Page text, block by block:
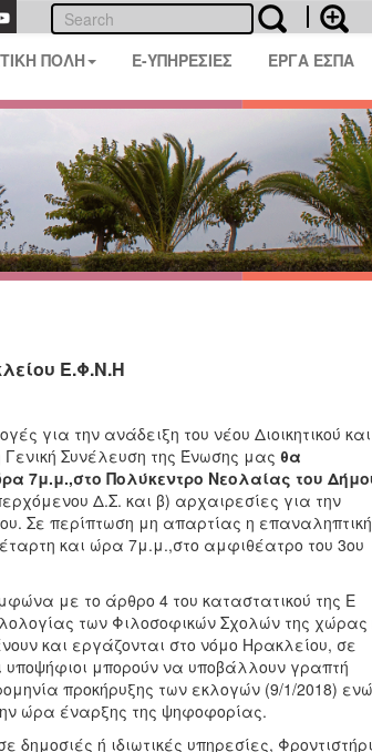
ΠΟΛΗ E-ΥΠΗΡΕΣΙΕΣ ΕΡΓΑ ΕΣΠΑ
Ε.Φ.Ν.Η
για την ανάδειξη του νέου Διοικητικού και
Συνέλευση της Ένωσης μας θα
7μ.μ.,στο Πολύκεντρο Νεολαίας του
Δ.Σ. και β) αρχαιρεσίες για την
Σε περίπτωση μη απαρτίας η επαναληπτική
και ώρα 7μ.μ.,στο αμφιθέατρο του 3ου
με το άρθρο 4 του καταστατικού της Ε
των Φιλοσοφικών Σχολών της χώρας
και εργάζονται στο νόμο Ηρακλείου, σε
υποψήφιοι μπορούν να υποβάλλουν γραπτή
προκήρυξης των εκλογών (9/1/2018)
ώρα έναρξης της ψηφοφορίας.
ή ιδιωτικές υπηρεσίες,